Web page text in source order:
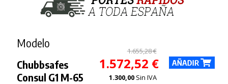
Modelo
Chubbsafes
Consul G1 M-65
1.655,28 €
1.572,52 €
1.300,00 Sin IVA